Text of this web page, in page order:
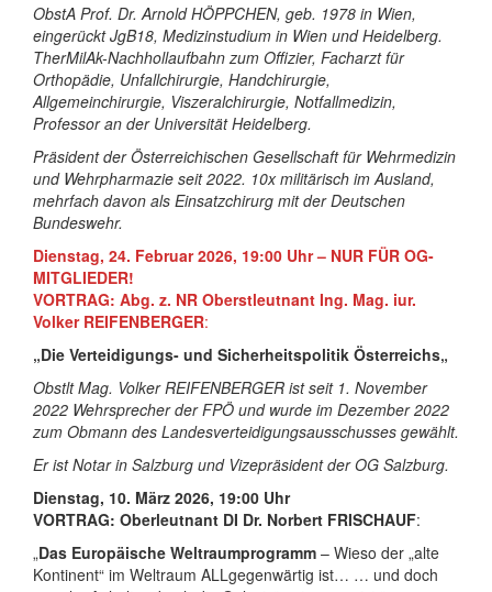
ObstA Prof. Dr. Arnold HÖPPCHEN, geb. 1978 in Wien,
eingerückt JgB18, Medizinstudium in Wien und Heidelberg.
TherMilAk-Nachhollaufbahn zum Offizier, Facharzt für
Orthopädie, Unfallchirurgie, Handchirurgie,
Allgemeinchirurgie, Viszeralchirurgie, Notfallmedizin,
Professor an der Universität Heidelberg.
Präsident der Österreichischen Gesellschaft für Wehrmedizin
und Wehrpharmazie seit 2022. 10x militärisch im Ausland,
mehrfach davon als Einsatzchirurg mit der Deutschen
Bundeswehr.
Dienstag, 24. Februar 2026, 19:00 Uhr – NUR FÜR OG-
MITGLIEDER!
VORTRAG: Abg. z. NR Oberstleutnant Ing. Mag. iur.
Volker REIFENBERGER:
„Die Verteidigungs- und Sicherheitspolitik Österreichs„
Obstlt Mag. Volker REIFENBERGER ist seit 1. November
2022 Wehrsprecher der FPÖ und wurde im Dezember 2022
zum Obmann des Landesverteidigungsausschusses gewählt.
Er ist Notar in Salzburg und Vizepräsident der OG Salzburg.
Dienstag, 10. März 2026, 19:00 Uhr
VORTRAG: Oberleutnant DI Dr. Norbert FRISCHAUF:
„Das Europäische Weltraumprogramm – Wieso der „alte
Kontinent“ im Weltraum ALLgegenwärtig ist… … und doch